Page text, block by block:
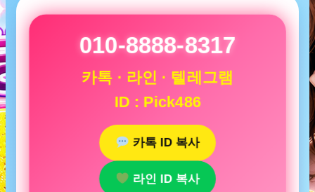
010-8888-8317
카톡 · 라인 · 텔레그램
ID : Pick486
카톡 ID 복사
라인 ID 복사